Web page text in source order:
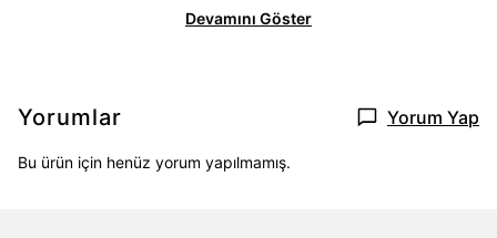
Devamını Göster
Yorumlar Yorum Yap
Bu ürün için henüz yorum yapılmamış.